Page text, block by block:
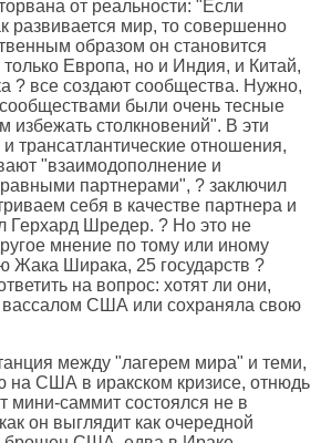
от реальности: "Если
развивается мир, то совершенно
образом он становится
Европа, но и Индия, и Китай,
? все создают сообщества. Нужно,
были очень тесные
избежать столкновений". В эти
трансатлантические отношения,
"взаимодополнение и
партнерами", ? заключил
себя в качестве партнера и
Герхард Шредер. ? Но это не
мнение по тому или иному
Жака Ширака, 25 государств ?
на вопрос: хотят ли они,
США или сохраняла свою
между "лагерем мира" и теми,
на США в иракском кризисе, отнюдь
мини-саммит состоялся не в
он выглядит как очередной